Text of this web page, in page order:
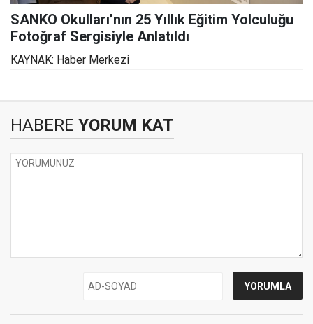
SANKO Okulları’nın 25 Yıllık Eğitim Yolculuğu
Fotoğraf Sergisiyle Anlatıldı
KAYNAK: Haber Merkezi
HABERE YORUM KAT